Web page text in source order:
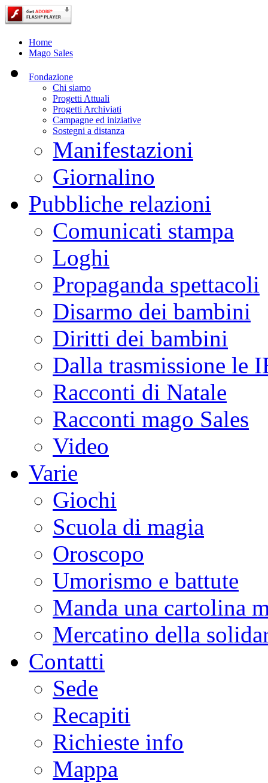
Home
Mago Sales
Fondazione
Chi siamo
Progetti Attuali
Progetti Archiviati
Campagne ed iniziative
Sostegni a distanza
Manifestazioni
Giornalino
Pubbliche relazioni
Comunicati stampa
Loghi
Propaganda spettacoli
Disarmo dei bambini
Diritti dei bambini
Dalla trasmissione le
Racconti di Natale
Racconti mago Sales
Video
Varie
Giochi
Scuola di magia
Oroscopo
Umorismo e battute
Manda una cartolina
Mercatino della
Contatti
Sede
Recapiti
Richieste info
Mappa